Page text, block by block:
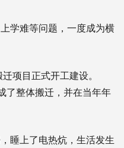
难等问题，一度成为横
目正式开工建设。
了整体搬迁，并在当年年
上了电热炕，生活发生